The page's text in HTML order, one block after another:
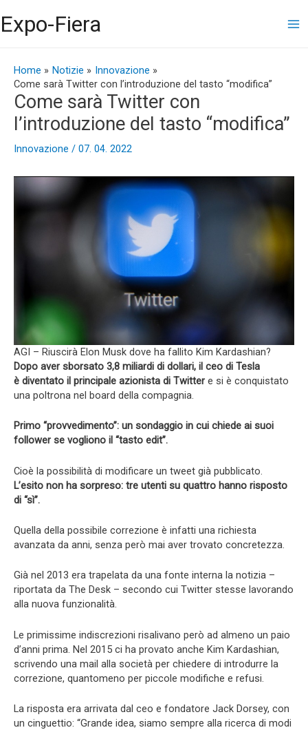
al
contenuto
Expo-Fiera
Home Notizie
Innovazione
Come sarà Twitter con l’introduzione del tasto “modifica”
Come sarà Twitter con
l’introduzione del tasto “modifica”
Innovazione / 07. 04. 2022
AGI – Riuscirà Elon Musk dove ha fallito Kim Kardashian?
Dopo aver sborsato 3,8 miliardi di dollari, il ceo di Tesla
è diventato il principale azionista di Twitter e si è conquistato
una poltrona nel board della compagnia.
Primo “provvedimento”: un sondaggio in cui chiede ai suoi
follower se vogliono il “tasto edit”.
Cioè la possibilità di modificare un tweet già pubblicato.
L’esito non ha sorpreso: tre utenti su quattro hanno risposto
di “sì”.
Quella della possibile correzione è infatti una richiesta
avanzata da anni, senza però mai aver trovato concretezza.
Già nel 2013 era trapelata da una fonte interna la notizia –
riportata da The Desk – secondo cui Twitter stesse lavorando
alla nuova funzionalità.
Le primissime indiscrezioni risalivano però ad almeno un paio
d’anni prima. Nel 2015 ci ha provato anche Kim Kardashian,
scrivendo una mail alla società per chiedere di introdurre la
correzione, quantomeno per piccole modifiche e refusi.
La risposta era arrivata dal ceo e fondatore Jack Dorsey, con
un cinguettio: “Grande idea, siamo sempre alla ricerca di modi
articoli